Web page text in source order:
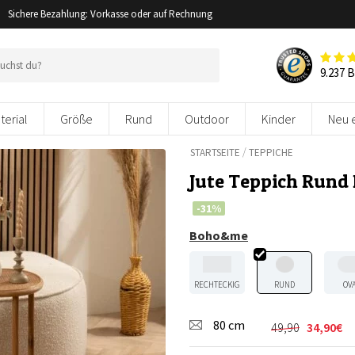
Sichere Bezahlung: Vorkasse oder auf Rechnung
9.237
Größe Rund Outdoor Kinder Neu
STARTSEITE /TEPPICHE
Jute Teppich
-31%
Boho&me
RECHTECKIG RUND
80 cm 49,90
Preis
34,90€
Aktueller
Preis